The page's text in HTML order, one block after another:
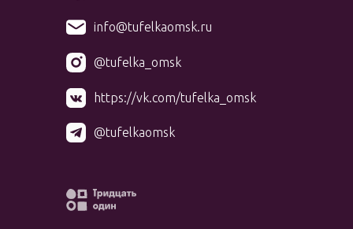
@tufelka_omsk
https://vk.com/tufelka_omsk
@tufelkaomsk
info@tufelkaomsk.ru